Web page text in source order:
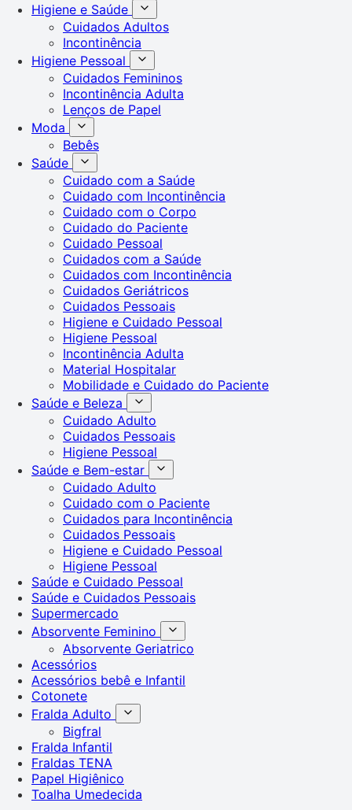
Higiene e Saúde
Cuidados Adultos
Incontinência
Higiene Pessoal
Cuidados Femininos
Incontinência Adulta
Lenços de Papel
Moda
Bebês
Saúde
Cuidado com a Saúde
Cuidado com Incontinência
Cuidado com o Corpo
Cuidado do Paciente
Cuidado Pessoal
Cuidados com a Saúde
Cuidados com Incontinência
Cuidados Geriátricos
Cuidados Pessoais
Higiene e Cuidado Pessoal
Higiene Pessoal
Incontinência Adulta
Material Hospitalar
Mobilidade e Cuidado do Paciente
Saúde e Beleza
Cuidado Adulto
Cuidados Pessoais
Higiene Pessoal
Saúde e Bem-estar
Cuidado Adulto
Cuidado com o Paciente
Cuidados para Incontinência
Cuidados Pessoais
Higiene e Cuidado Pessoal
Higiene Pessoal
Saúde e Cuidado Pessoal
Saúde e Cuidados Pessoais
Supermercado
Absorvente Feminino
Absorvente Geriatrico
Acessórios
Acessórios bebê e Infantil
Cotonete
Fralda Adulto
Bigfral
Fralda Infantil
Fraldas TENA
Papel Higiênico
Toalha Umedecida